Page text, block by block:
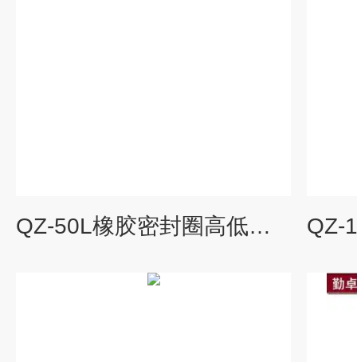
QZ-50L橡胶密封圈高低温老化测试特性湿热老化箱